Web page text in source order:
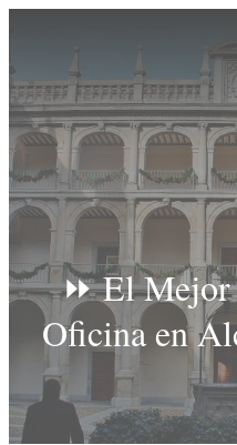
⏩ El
Oficina en